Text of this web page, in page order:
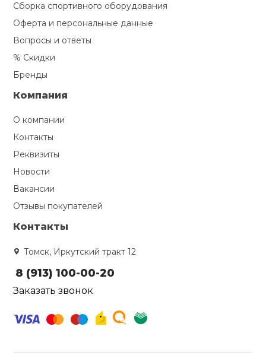
Сборка спортивного оборудования
Оферта и персональные данные
Вопросы и ответы
% Скидки
Бренды
Компания
О компании
Контакты
Реквизиты
Новости
Вакансии
Отзывы покупателей
Контакты
Томск, Иркутский тракт 12
8 (913) 100-00-20
Заказать звонок